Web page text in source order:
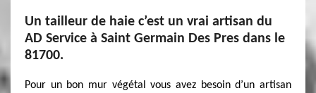
Un tailleur de haie c’est un vrai artisan du
AD Service à Saint Germain Des Pres dans le
81700.
Pour un bon mur végétal vous avez besoin d’un artisan